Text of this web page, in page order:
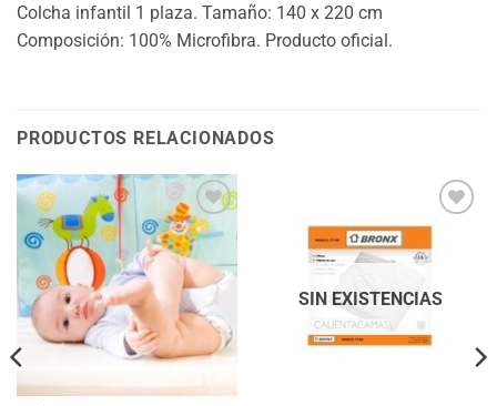
Colcha infantil 1 plaza. Tamaño: 140 x 220 cm
Composición: 100% Microfibra. Producto oficial.
PRODUCTOS RELACIONADOS
Añadir
a la
lista
deseos
Añadir
deseos
SIN EXISTENCIAS